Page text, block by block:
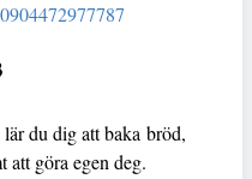
du dig att baka bröd,
att göra egen deg.